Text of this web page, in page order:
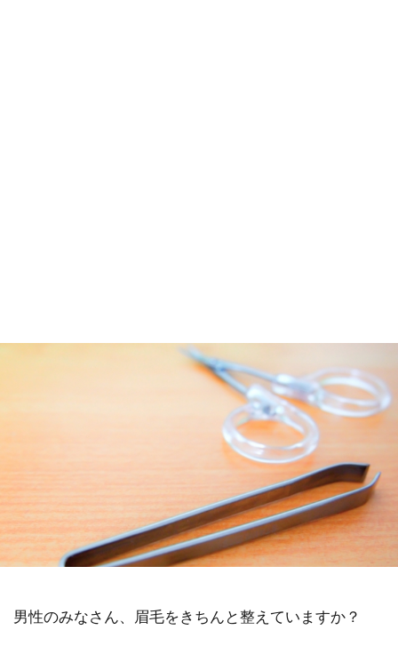
男性のみなさん、眉毛をきちんと整えていますか？